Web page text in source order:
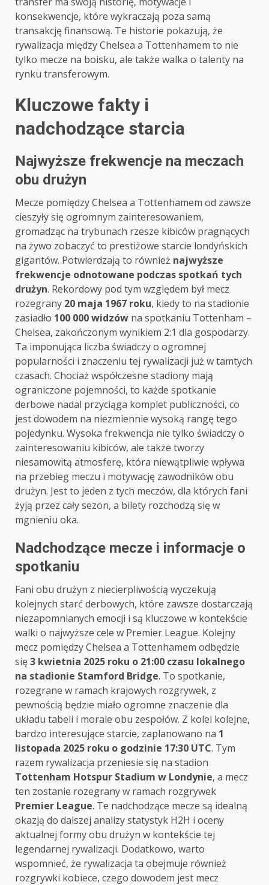
konsekwencje, które wykraczają poza samą
transakcję finansową. Te historie pokazują, że
rywalizacja między Chelsea a Tottenhamem to nie
tylko mecze na boisku, ale także walka o talenty na
rynku transferowym.
Kluczowe fakty i
nadchodzące starcia
Najwyższe frekwencje na meczach
obu drużyn
Mecze pomiędzy Chelsea a Tottenhamem od zawsze
cieszyły się ogromnym zainteresowaniem,
gromadząc na trybunach rzesze kibiców pragnących
na żywo zobaczyć to prestiżowe starcie londyńskich
gigantów. Potwierdzają to również najwyższe
frekwencje odnotowane podczas spotkań tych
drużyn. Rekordowy pod tym względem był mecz
rozegrany 20 maja 1967 roku, kiedy to na stadionie
zasiadło 100 000 widzów na spotkaniu Tottenham –
Chelsea, zakończonym wynikiem 2:1 dla gospodarzy.
Ta imponująca liczba świadczy o ogromnej
popularności i znaczeniu tej rywalizacji już w tamtych
czasach. Chociaż współczesne stadiony mają
ograniczone pojemności, to każde spotkanie
derbowe nadal przyciąga komplet publiczności, co
jest dowodem na niezmiennie wysoką rangę tego
pojedynku. Wysoka frekwencja nie tylko świadczy o
zainteresowaniu kibiców, ale także tworzy
niesamowitą atmosferę, która niewątpliwie wpływa
na przebieg meczu i motywację zawodników obu
drużyn. Jest to jeden z tych meczów, dla których fani
żyją przez cały sezon, a bilety rozchodzą się w
mgnieniu oka.
Nadchodzące mecze i informacje o
spotkaniu
Fani obu drużyn z niecierpliwością wyczekują
kolejnych starć derbowych, które zawsze dostarczają
niezapomnianych emocji i są kluczowe w kontekście
walki o najwyższe cele w Premier League. Kolejny
mecz pomiędzy Chelsea a Tottenhamem odbędzie
się3 kwietnia 2025 roku o 21:00 czasu lokalnego
na stadionie Stamford Bridge. To spotkanie,
rozegrane w ramach krajowych rozgrywek, z
pewnością będzie miało ogromne znaczenie dla
układu tabeli i morale obu zespołów. Z kolei kolejne,
bardzo interesujące starcie, zaplanowano na 1
listopada 2025 roku o godzinie 17:30 UTC. Tym
razem rywalizacja przeniesie się na stadion
Tottenham Hotspur Stadium w Londynie, a mecz
ten zostanie rozegrany w ramach rozgrywek
Premier League. Te nadchodzące mecze są idealną
okazją do dalszej analizy statystyk H2H i oceny
aktualnej formy obu drużyn w kontekście tej
legendarnej rywalizacji. Dodatkowo, warto
wspomnieć, że rywalizacja ta obejmuje również
rozgrywki kobiece, czego dowodem jest mecz